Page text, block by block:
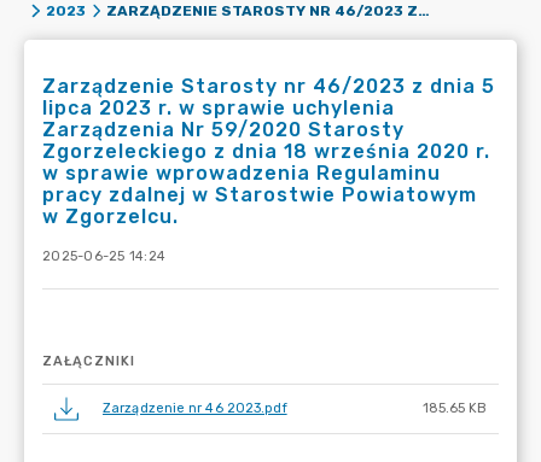
2023
ZARZĄDZENIE STAROSTY NR 46/2023 Z DNIA 5 LIPCA 2023 R. W SPRAWIE UCHYLENIA ZARZĄDZENIA NR 59/2020 STAROSTY ZGORZELECKIEGO Z DNIA 18 WRZEŚNIA 2020 R. W SPRAWIE WPROWADZENIA REGULAMINU PRACY ZDALNEJ W STAROSTWIE POWIATOWYM W ZGORZELCU.
Zarządzenie Starosty nr 46/2023 z dnia 5
lipca 2023 r. w sprawie uchylenia
Zarządzenia Nr 59/2020 Starosty
Zgorzeleckiego z dnia 18 września 2020 r.
w sprawie wprowadzenia Regulaminu
pracy zdalnej w Starostwie Powiatowym
w Zgorzelcu.
2025-06-25 14:24
ZAŁĄCZNIKI
Zarządzenie nr 46 2023.pdf 185.65 KB